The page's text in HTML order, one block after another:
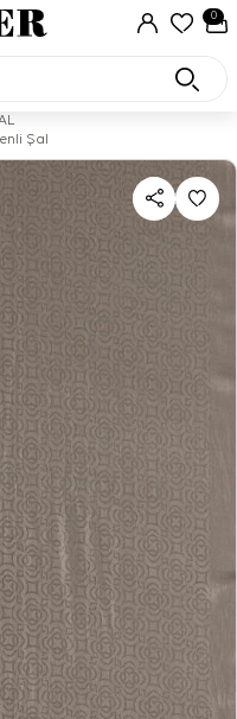
0
Şal